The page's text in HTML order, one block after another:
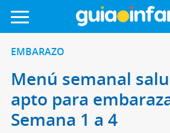
EMBARAZO
Menú semanal
apto para
Semana 1 a 4